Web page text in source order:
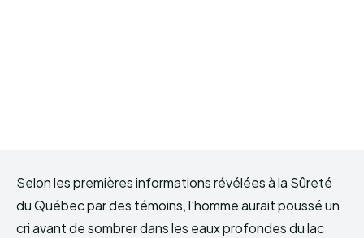
Selon les premières informations révélées à la Sûreté
du Québec par des témoins, l’homme aurait poussé un
cri avant de sombrer dans les eaux profondes du lac